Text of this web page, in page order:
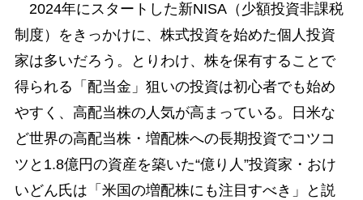
2024年にスタートした新NISA（少額投資非課税
制度）をきっかけに、株式投資を始めた個人投資
家は多いだろう。とりわけ、株を保有することで
得られる「配当金」狙いの投資は初心者でも始め
やすく、高配当株の人気が高まっている。日米な
ど世界の高配当株・増配株への長期投資でコツコ
ツと1.8億円の資産を築いた“億り人”投資家・おけ
いどん氏は「米国の増配株にも注目すべき」と説